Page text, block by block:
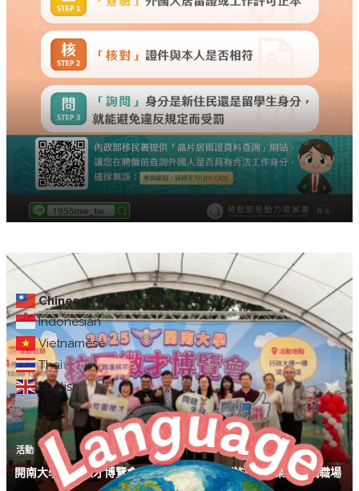
Chinese (Traditional)
Indonesian
Vietnamese
Thai
English
活動
開南大學舉辦徵才博覽會 提供超過2,300個職缺 助畢業生接軌職場